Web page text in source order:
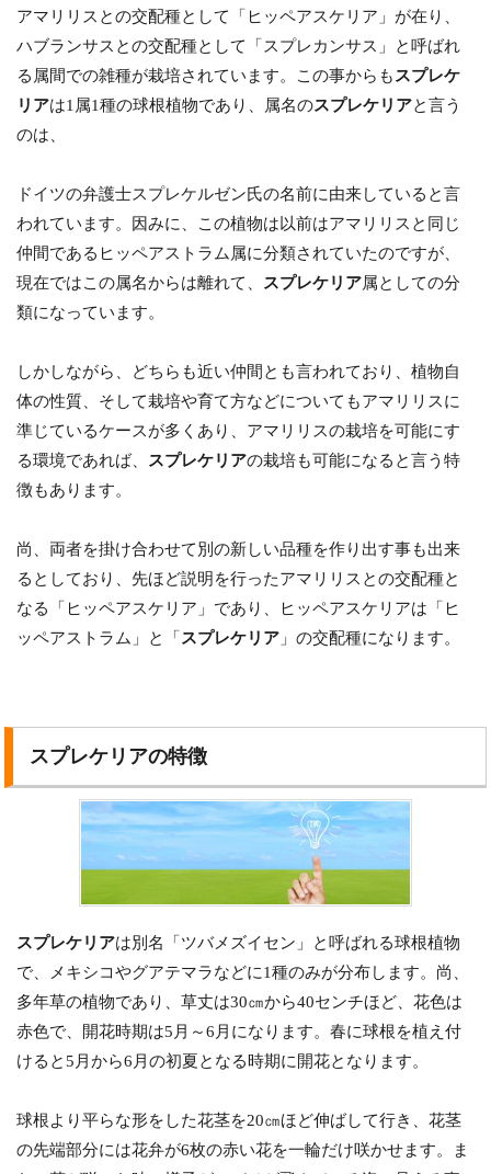
アマリリスとの交配種として「ヒッペアスケリア」が在り、
ハブランサスとの交配種として「スプレカンサス」と呼ばれ
る属間での雑種が栽培されています。この事からも スプレケ
リアは1属1種の球根植物であり、属名のスプレケリアと言う
のは、
ドイツの弁護士スプレケルゼン氏の名前に由来していると言
われています。因みに、この植物は以前はアマリリスと同じ
仲間であるヒッペアストラム属に分類されていたのですが、
現在ではこの属名からは離れて、 スプレケリア属としての分
類になっています。
しかしながら、どちらも近い仲間とも言われており、植物自
体の性質、そして栽培や育て方などについてもアマリリスに
準じているケースが多くあり、アマリリスの栽培を可能にす
る環境であれば、 スプレケリアの栽培も可能になると言う特
徴もあります。
尚、両者を掛け合わせて別の新しい品種を作り出す事も出来
るとしており、先ほど説明を行ったアマリリスとの交配種と
なる「ヒッペアスケリア」であり、ヒッペアスケリアは「ヒ
ッペアストラム」と「 スプレケリア 」の交配種になります。
スプレケリアの特徴
スプレケリアは別名「ツバメズイセン」と呼ばれる球根植物
で、メキシコやグアテマラなどに1種のみが分布します。尚、
多年草の植物であり、草丈は30㎝から40センチほど、花色は
赤色で、開花時期は5月～6月になります。春に球根を植え付
けると5月から6月の初夏となる時期に開花となります。
球根より平らな形をした花茎を20㎝ほど伸ばして行き、花茎
の先端部分には花弁が6枚の赤い花を一輪だけ咲かせます。ま